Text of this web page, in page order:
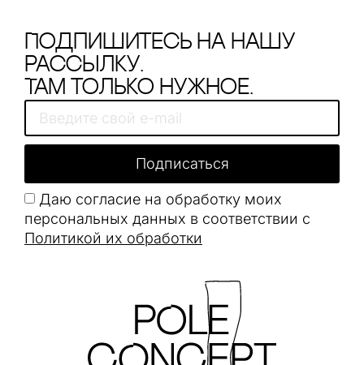
Подпишитесь на нашу
рассылку.
Там только нужное.
Даю согласие на обработку моих
персональных данных в соответствии с
Политикой их обработки
Подписаться